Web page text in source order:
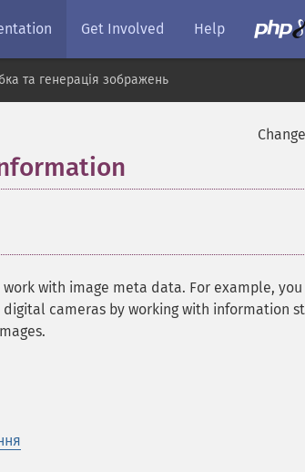
Get Involved Help
та генерація зображень
with image meta data. For example,
cameras by working with information